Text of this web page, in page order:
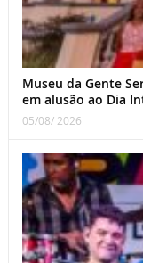
Museu da Gente
em alusão ao Dia
05/08/ 2026